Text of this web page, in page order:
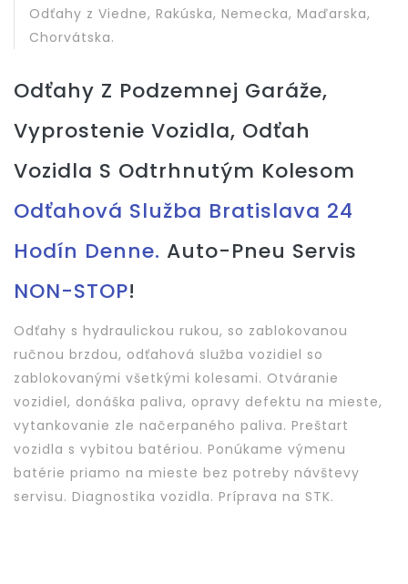
Odťahy z Viedne, Rakúska, Nemecka, Maďarska,
Chorvátska.
Odťahy Z Podzemnej Garáže,
Vyprostenie Vozidla, Odťah
Vozidla S Odtrhnutým Kolesom
Odťahová Služba Bratislava 24
Hodín Denne. Auto-Pneu Servis
NON-STOP!
Odťahy s hydraulickou rukou, so zablokovanou
ručnou brzdou, odťahová služba vozidiel so
zablokovanými všetkými kolesami. Otváranie
vozidiel, donáška paliva, opravy defektu na mieste,
vytankovanie zle načerpaného paliva. Preštart
vozidla s vybitou batériou. Ponúkame výmenu
batérie priamo na mieste bez potreby návštevy
servisu. Diagnostika vozidla. Príprava na STK.